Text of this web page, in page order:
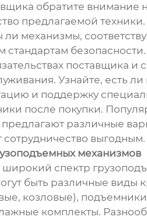
обратите внимание
предлагаемой
механизмы,
поставщика и
Узнайте, есть
и поддержку
после покупки.
различные
сотрудничество выгодным.
механизмов
широкий спектр
быть различные виды
козловые),
комплекты.